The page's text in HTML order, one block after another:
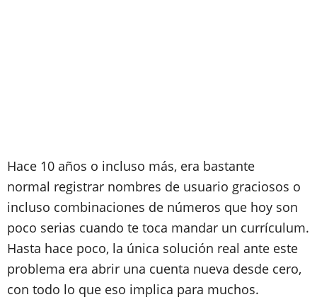
Hace 10 años o incluso más, era bastante
normal registrar nombres de usuario graciosos o
incluso combinaciones de números que hoy son
poco serias cuando te toca mandar un currículum.
Hasta hace poco, la única solución real ante este
problema era abrir una cuenta nueva desde cero,
con todo lo que eso implica para muchos.